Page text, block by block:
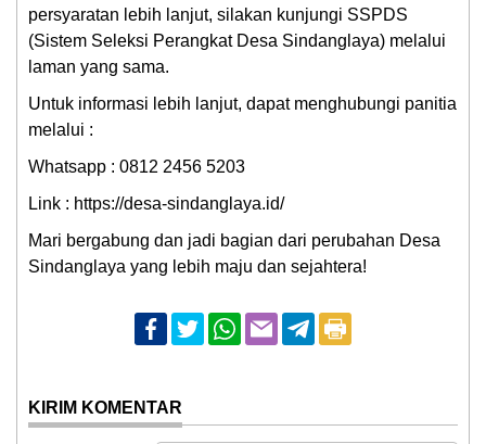
persyaratan lebih lanjut, silakan kunjungi SSPDS
(Sistem Seleksi Perangkat Desa Sindanglaya) melalui
laman yang sama.
Untuk informasi lebih lanjut, dapat menghubungi panitia
melalui :
Whatsapp : 0812 2456 5203
Link : https://desa-sindanglaya.id/
Mari bergabung dan jadi bagian dari perubahan Desa
Sindanglaya yang lebih maju dan sejahtera!
KIRIM KOMENTAR